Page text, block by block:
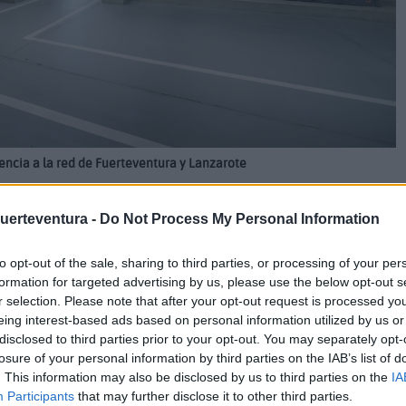
- Do Not Process My Personal Information
opt-out of the sale, sharing to third parties, or processing of your
for targeted advertising by us, please use the below opt-out
selection. Please note that after your opt-out request is processed
interest-based ads based on personal information utilized by us
to third parties prior to your opt-out. You may separately
of your personal information by third parties on the IAB’s list of
This information may also be disclosed by us to third parties on the
Participants that may further disclose it to other third parties.
a la red de Fuerteventura y Lanzarote
de la Consejería de Transición Ecológica y Energía
avanzar en la tramitación de la segunda planta de
Fuerteventura.
ya anunciadas para reforzar la seguridad del
y prevenir posibles apagones, tras la declaración de
de 2023.